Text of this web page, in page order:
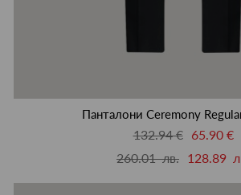
Панталони Ceremony
132.94 €
65.90 €
260.01 лв. 128.89